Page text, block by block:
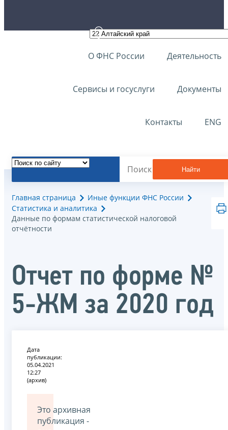
О ФНС России Деятельность
Сервисы и госуслуги Документы
Контакты ENG
Найти
Главная страница
Иные функции ФНС России
Статистика и аналитика
Данные по формам статистической налоговой
отчётности
Отчет по форме №
5-ЖМ за 2020 год
Дата
публикации:
05.04.2021
12:27
(архив)
Это архивная
публикация -